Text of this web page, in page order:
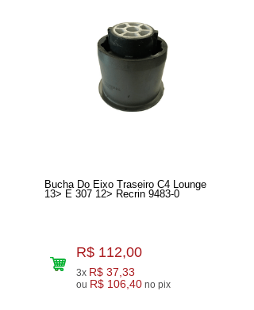
Bucha Do Eixo Traseiro C4 Lounge
13> E 307 12> Recrin 9483-0
R$ 112,00
3x R$ 37,33
ou R$ 106,40 no pix